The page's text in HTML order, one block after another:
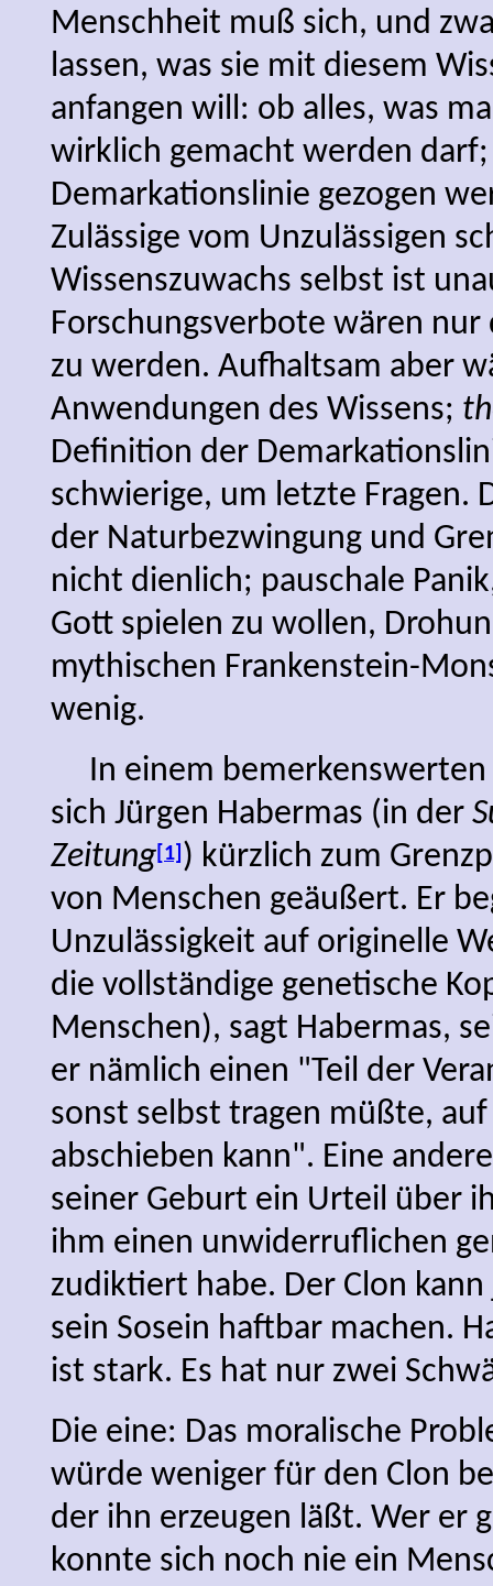
Menschheit muß sich, und
lassen, was sie mit diesem
anfangen will: ob alles, was
wirklich gemacht werden
Demarkationslinie gezogen
Zulässige vom Unzulässigen
Wissenszuwachs selbst ist
Forschungsverbote wären nur
zu werden. Aufhaltsam aber
Anwendungen des Wissens;
Definition der
schwierige, um letzte Fragen.
der Naturbezwingung und
nicht dienlich; pauschale
Gott spielen zu wollen,
mythischen Frankenstein-
wenig.
In einem bemerkenswerten
sich Jürgen Habermas (in der
Zeitung[1] ) kürzlich zum
von Menschen geäußert. Er
Unzulässigkeit auf originelle
die vollständige genetische
Menschen), sagt Habermas,
er nämlich einen "Teil der
sonst selbst tragen müßte,
abschieben kann". Eine
seiner Geburt ein Urteil über
ihm einen unwiderruflichen
zudiktiert habe. Der Clon
sein Sosein haftbar machen.
ist stark. Es hat nur zwei
Die eine: Das moralische
würde weniger für den Clon
der ihn erzeugen läßt. Wer er
konnte sich noch nie ein